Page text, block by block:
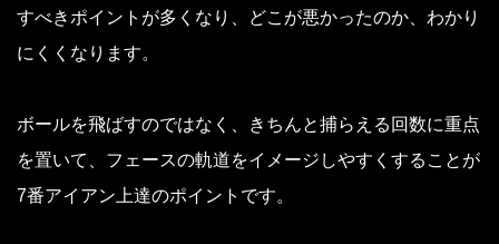
すべきポイントが多くなり、どこが悪かったのか、わかり
にくくなります。
ボールを飛ばすのではなく、きちんと捕らえる回数に重点
を置いて、フェースの軌道をイメージしやすくすることが
7番アイアン上達のポイントです。